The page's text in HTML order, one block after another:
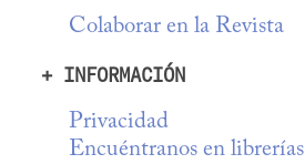
Colaborar en la Revista
+ INFORMACIÓN
Privacidad
Encuéntranos en librerías